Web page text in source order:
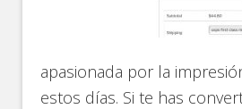
apasionada por la
estos días. Si te has